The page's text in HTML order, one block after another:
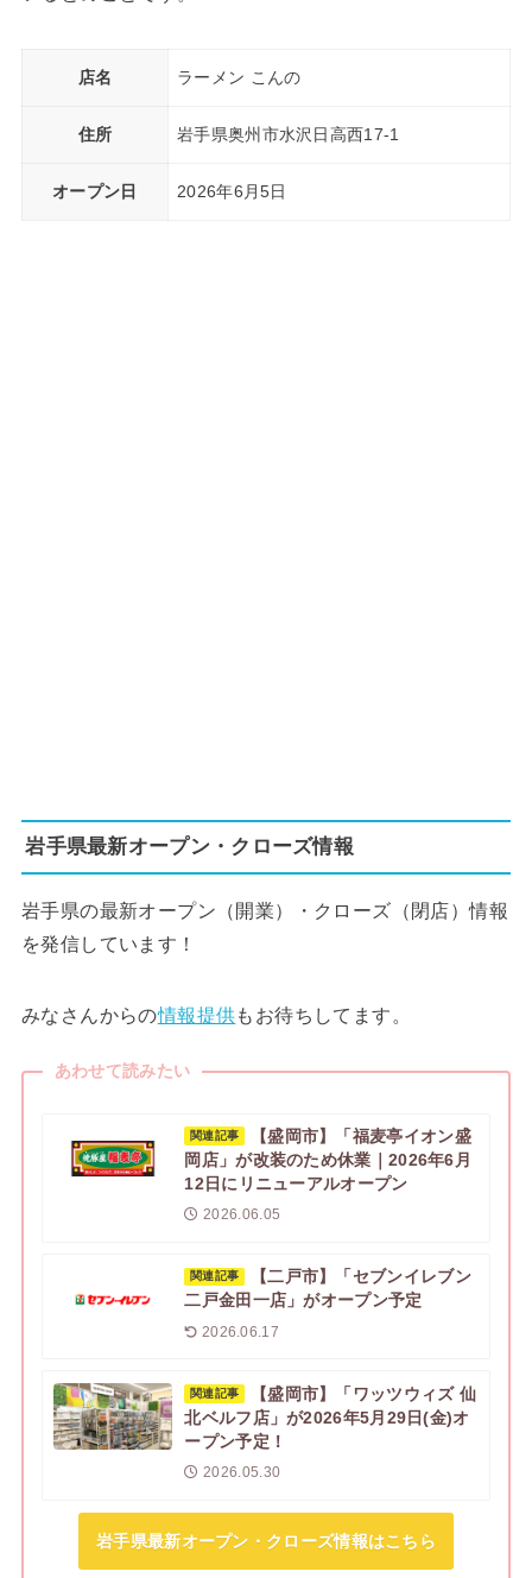
店名 ラーメン こんの
住所 岩手県奥州市水沢日高西17-1
オープン日 2026年6月5日
岩手県最新オープン・クローズ情報
岩手県の最新オープン（開業）・クローズ（閉店）情報
を発信しています！
みなさんからの情報提供もお待ちしてます。
あわせて読みたい
関連記事
【盛岡市】「福麦亭イオン盛
岡店」が改装のため休業｜2026年6月
12日にリニューアルオープン
2026.06.05
関連記事
【二戸市】「セブンイレブン
二戸金田一店」がオープン予定
2026.06.17
関連記事
【盛岡市】「ワッツウィズ 仙
北ベルフ店」が2026年5月29日(金)オ
ープン予定！
2026.05.30
岩手県最新オープン・クローズ情報はこちら